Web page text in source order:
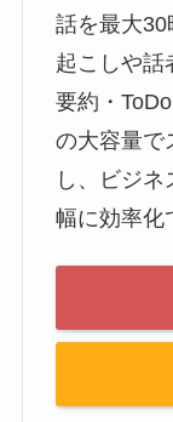
話を最大
起こしや話
要約・
の大容量で
し、ビジ
幅に効率化